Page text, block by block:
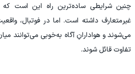
چنین شرایطی ساده‌ترین راه این است
غیرمتعارف داشته است. اما در فوتبال،
می‌شوند و هوادارانِ آگاه به‌خوبی می‌توانند
تفاوت قائل شوند.